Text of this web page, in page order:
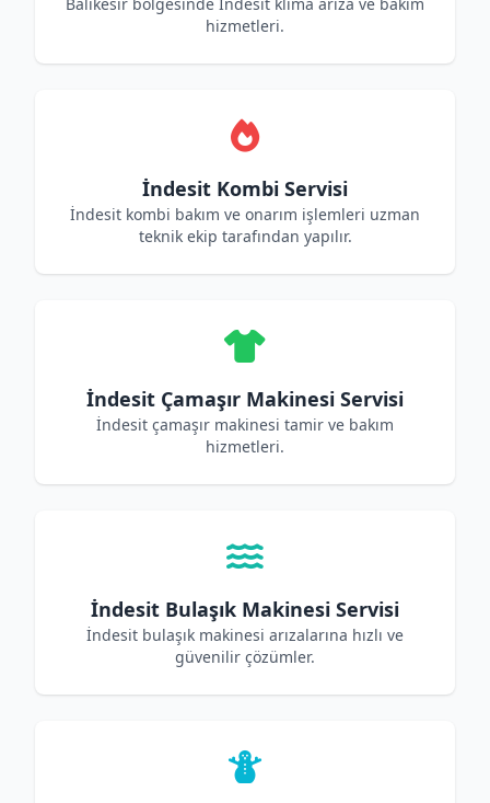
hizmetleri.
İndesit Kombi Servisi
İndesit kombi bakım ve onarım işlemleri uzman
teknik ekip tarafından yapılır.
İndesit Çamaşır Makinesi Servisi
İndesit çamaşır makinesi tamir ve bakım
hizmetleri.
İndesit Bulaşık Makinesi Servisi
İndesit bulaşık makinesi arızalarına hızlı ve
güvenilir çözümler.